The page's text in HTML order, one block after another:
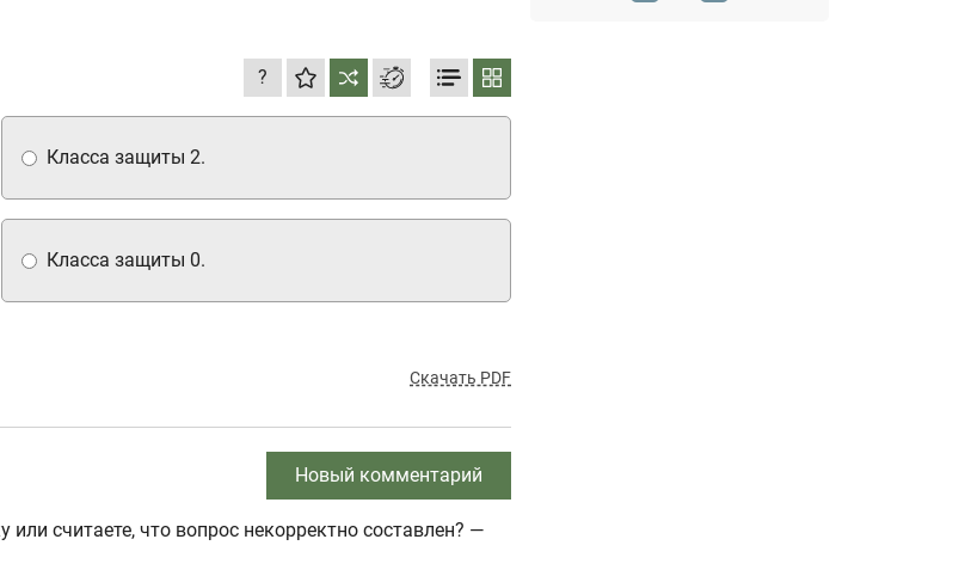
?
Класса защиты 0.
Класса защиты 2.
Скачать PDF
Новый комментарий
считаете, что вопрос некорректно составлен? —